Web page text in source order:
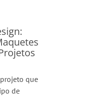
que
de